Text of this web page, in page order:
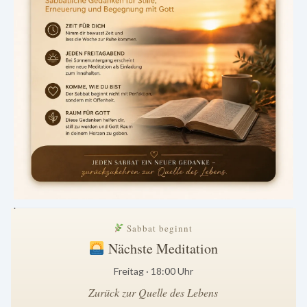
.
Sabbat beginnt
Nächste Meditation
Freitag · 18:00 Uhr
Zurück zur Quelle des Lebens